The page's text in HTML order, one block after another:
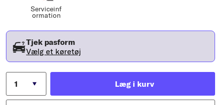
Serviceinf
ormation
Tjek pasform
Vælg et køretøj
Læg i kurv